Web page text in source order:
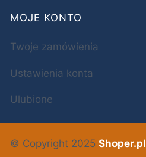
MOJE KONTO
Twoje zamówienia
Ustawienia konta
Ulubione
© Copyright 2025 Shoper.pl